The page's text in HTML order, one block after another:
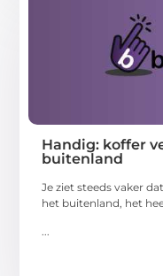
Handig: koffer
buitenland
Je ziet steeds vaker
het buitenland, het